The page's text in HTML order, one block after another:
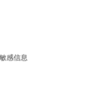
感信息